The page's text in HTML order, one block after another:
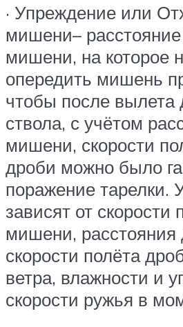
· Упреждение или
мишени– расстояние
мишени, на которое
опередить мишень
чтобы после вылета
ствола, с учётом
мишени, скорости
дроби можно было
поражение тарелки.
зависят от скорости
мишени, расстояния
скорости полёта
ветра, влажности и
скорости ружья в